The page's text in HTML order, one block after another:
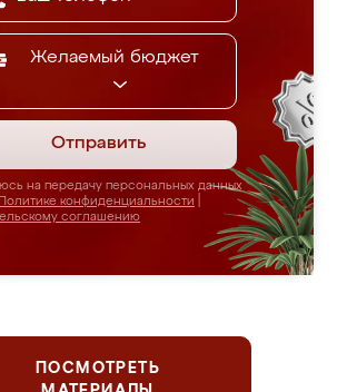
Желаемый бюджет
Отправить
на передачу персональных данных
Политике конфиденциальности
соглашению
ПОСМОТРЕТЬ